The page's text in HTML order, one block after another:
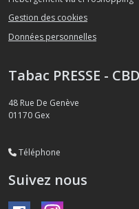
Gestion des cookies
Données personnelles
Tabac PRESSE -
48 Rue De Genève
01170 Gex
Téléphone
Suivez nous